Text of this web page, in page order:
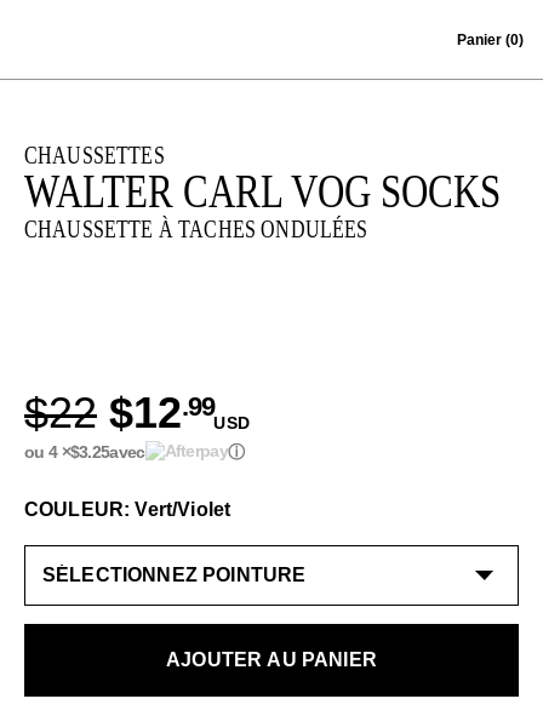
Panier (0)
CHAUSSETTES
WALTER CARL VOG SOCKS
CHAUSSETTE À TACHES ONDULÉES
$22 $12.99
USD
ou 4 ×$3.25avec ⓘ
COULEUR: Vert/Violet
AJOUTER AU PANIER